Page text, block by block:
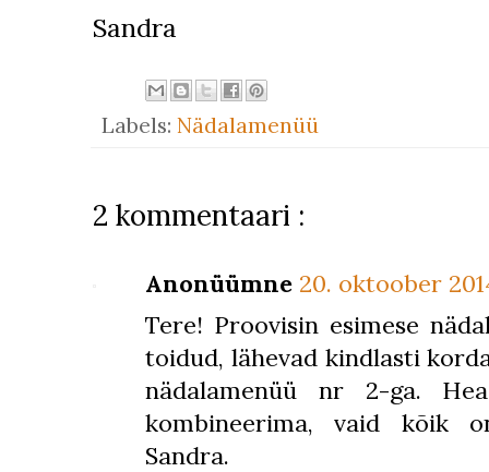
Sandra
Labels: Nädalamenüü
2 kommentaari :
Anonüümne 20. oktoober
Tere! Proovisin esimese
toidud, lähevad kindlasti
nädalamenüü nr 2-ga.
kombineerima, vaid kõik
Sandra.